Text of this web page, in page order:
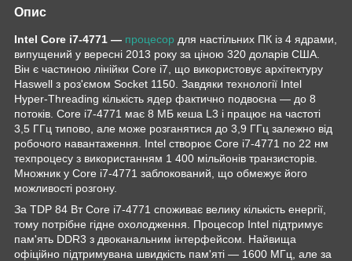
Опис
Intel Core i7-4771 — процесор для настільних ПК із 4 ядрами,
випущений у вересні 2013 року за ціною 320 доларів США.
Він є частиною лінійки Core i7, що використовує архітектуру
Haswell з роз'ємом Socket 1150. Завдяки технології Intel
Hyper-Threading кількість ядер фактично подвоєна — до 8
потоків. Core i7-4771 має 8 МБ кеша L3 і працює на частоті
3,5 ГГц типово, але може розганятися до 3,9 ГГц залежно від
робочого навантаження. Intel створює Core i7-4771 по 22 нм
техпроцесу з використанням 1 400 мільйонів транзисторів.
Множник у Core i7-4771 заблокований, що обмежує його
можливості розгону.
За TDP 84 Вт Core i7-4771 споживає велику кількість енергії,
тому потрібне гідне охолодження. Процесор Intel підтримує
пам'ять DDR3 з двоканальним інтерфейсом. Найвища
офіційно підтримувана швидкість пам'яті — 1600 МГц, але за